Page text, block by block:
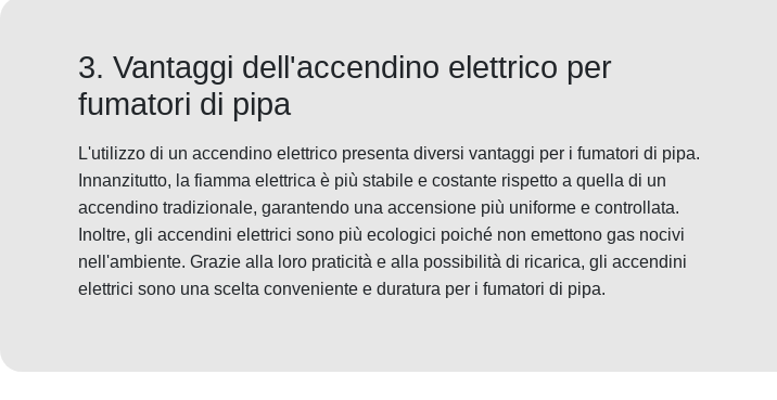
3. Vantaggi dell'accendino elettrico per
fumatori di pipa
L'utilizzo di un accendino elettrico presenta diversi vantaggi per i fumatori di pipa.
Innanzitutto, la fiamma elettrica è più stabile e costante rispetto a quella di un
accendino tradizionale, garantendo una accensione più uniforme e controllata.
Inoltre, gli accendini elettrici sono più ecologici poiché non emettono gas nocivi
nell'ambiente. Grazie alla loro praticità e alla possibilità di ricarica, gli accendini
elettrici sono una scelta conveniente e duratura per i fumatori di pipa.